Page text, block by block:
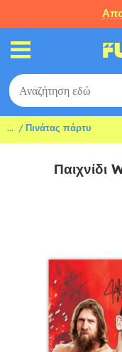
... Πινάτας πάρτυ
Παιχνίδι